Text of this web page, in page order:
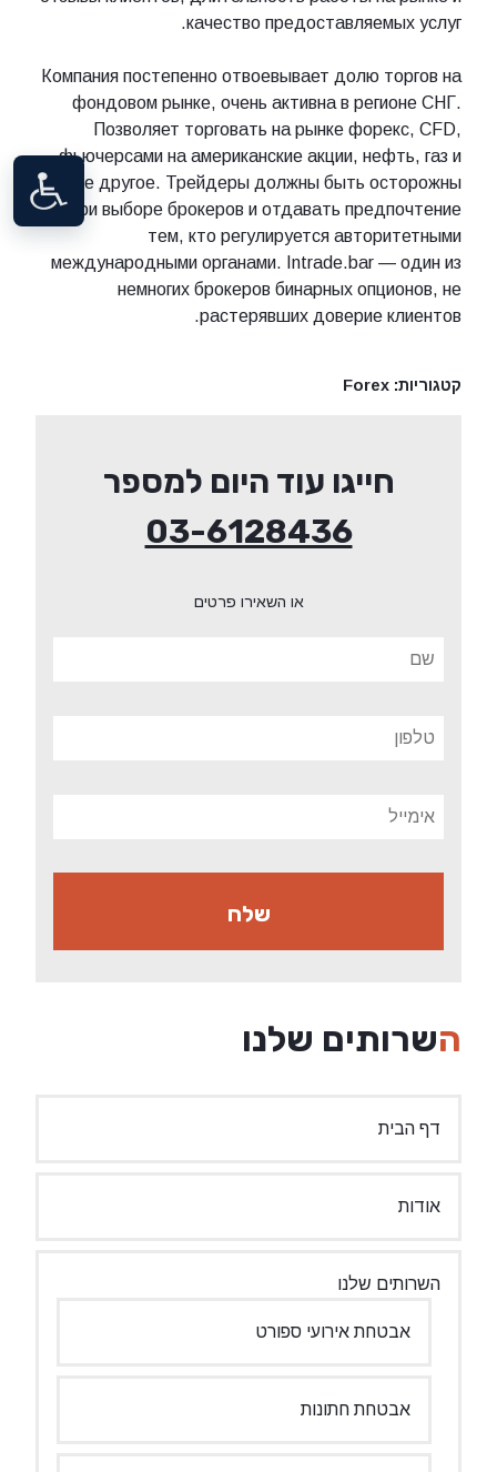
качество предоставляемых услуг.
Компания постепенно отвоевывает долю торгов на
фондовом рынке, очень активна в регионе СНГ.
Позволяет торговать на рынке форекс, CFD,
фьючерсами на американские акции, нефть, газ и
многое другое. Трейдеры должны быть осторожны
при выборе брокеров и отдавать предпочтение
тем, кто регулируется авторитетными
международными органами. Intrade.bar — один из
немногих брокеров бинарных опционов, не
растерявших доверие клиентов.
קטגוריות: Forex
חייגו עוד היום למספר
03-6128436
או השאירו פרטים
השרותים שלנו
דף הבית
אודות
השרותים שלנו
אבטחת אירועי ספורט
אבטחת חתונות